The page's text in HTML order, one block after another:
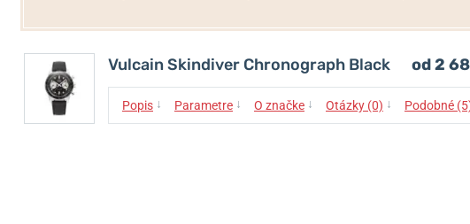
Vulcain Skindiver Chronograph Black od 2
Popis ↓ Parametre ↓ O značke ↓ Otázky (0) ↓ Podobné